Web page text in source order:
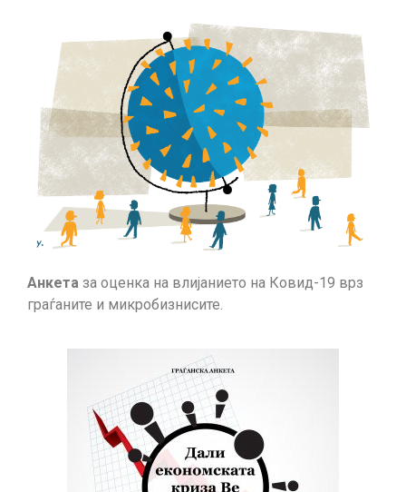
Анкета за оценка на влијанието на Ковид-19 врз
граѓаните и микробизнисите.